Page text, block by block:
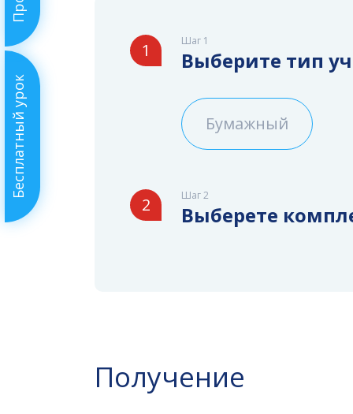
Бесплатный урок
Шаг 1
1 Выберите тип
Бумажный
Шаг 2
2 Выберете
Получение